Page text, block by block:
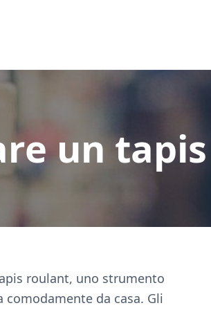
un
roulant, uno strumento
da casa. Gli